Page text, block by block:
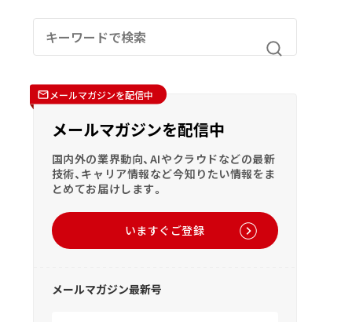
メールマガジンを配信中
メールマガジンを配信中
国内外の業界動向、AIやクラウドなどの最新
技術、キャリア情報など今知りたい情報をま
とめてお届けします。
いますぐご登録
メールマガジン最新号